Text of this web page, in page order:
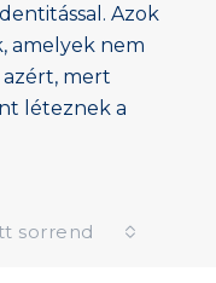
Azok
amelyek nem
mert
léteznek a
sorrend